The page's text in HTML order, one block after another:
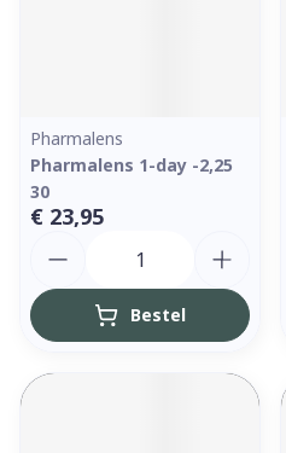
Pharmalens
Pharmalens 1-day -2,25
30
€ 23,95
Bestel